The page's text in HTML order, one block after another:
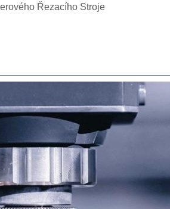
Řezacího Stroje